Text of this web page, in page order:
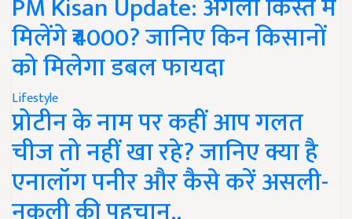
मिलेंगे ₹4000? जानिए किन किसानों
को मिलेगा डबल फायदा
Lifestyle
प्रोटीन के नाम पर कहीं आप गलत
चीज तो नहीं खा रहे? जानिए क्या है
एनालॉग पनीर और कैसे करें असली-